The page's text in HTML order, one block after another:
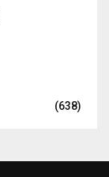
(638)